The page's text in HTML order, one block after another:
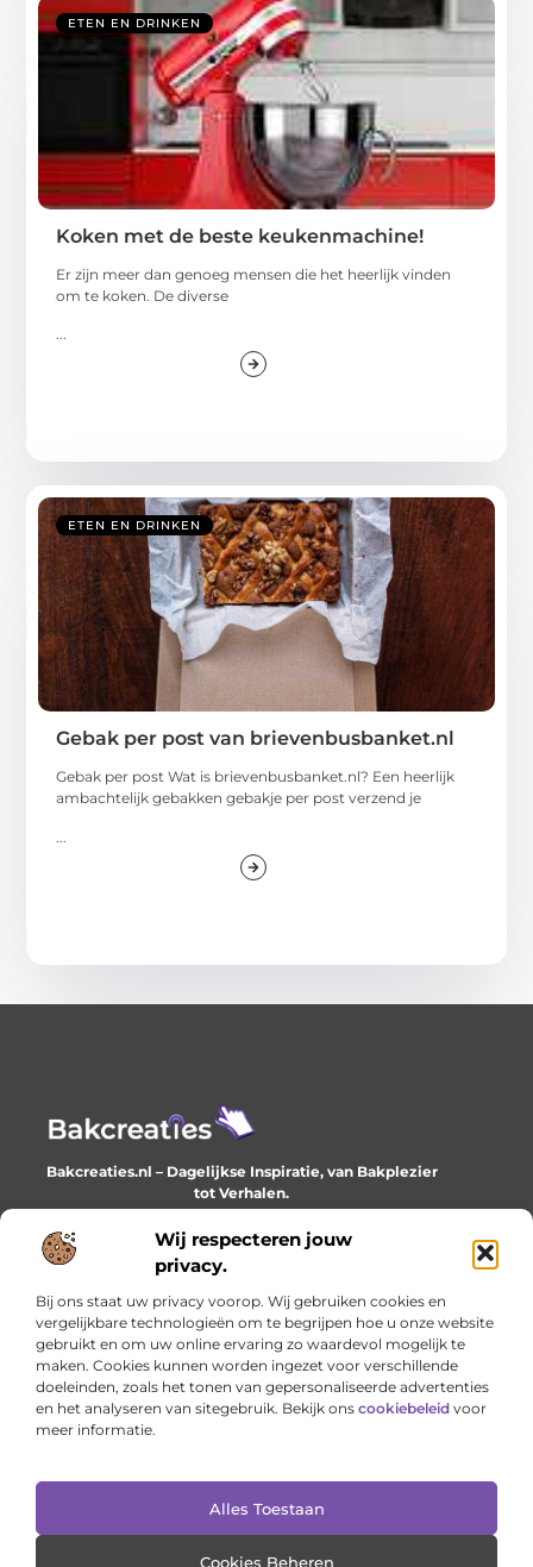
Wij respecteren jouw
privacy.
Bij ons staat uw privacy voorop. Wij gebruiken cookies en
vergelijkbare technologieën om te begrijpen hoe u onze website
gebruikt en om uw online ervaring zo waardevol mogelijk te
maken. Cookies kunnen worden ingezet voor verschillende
doeleinden, zoals het tonen van gepersonaliseerde advertenties
en het analyseren van sitegebruik. Bekijk ons cookiebeleid voor
meer informatie.
Alles Toestaan
Cookies Beheren
ETEN EN DRINKEN
Koken met de beste keukenmachine!
Er zijn meer dan genoeg mensen die het heerlijk vinden
om te koken. De diverse
...
ETEN EN DRINKEN
Gebak per post van brievenbusbanket.nl
Gebak per post Wat is brievenbusbanket.nl? Een heerlijk
ambachtelijk gebakken gebakje per post verzend je
Bakcreaties.nl – Dagelijkse Inspiratie, van Bakplezier
tot Verhalen.
Ontdek unieke en creatieve verhalen die je elke dag
verrijken en inspireren.
Onze informatie
Cookiebeleid (EU)
@2025 www.bakcreaties.nl. All Right Reserved.